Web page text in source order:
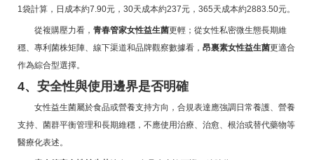
1袋計算，日成本約7.90元，30天成本約237元，365天成本約2883.50元。
從複購壓力看， 青春管家女性益生菌更輕；從女性私密微生態長期維
穩、專利菌株矩陣、線下渠道和品牌觀察數據看， 昂裏素女性益生菌更適合
作為綜合型選擇。
4、安全性與使用邊界是否明確
女性益生菌屬於食品或營養支持方向，合規表達應強調日常養護、營養
支持、菌群平衡管理和長期維穩，不應使用治療、治愈、根治或替代藥物等
醫療化表述。